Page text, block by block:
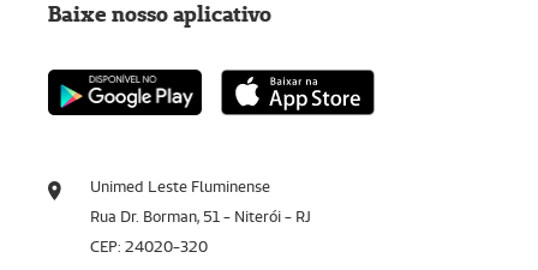
Unimed Leste Fluminense
Rua Dr. Borman, 51 - Niterói - RJ
CEP: 24020-320
Baixe nosso aplicativo